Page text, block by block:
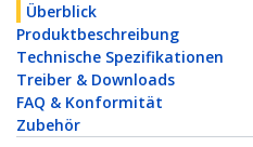
Überblick
Produktbeschreibung
Technische Spezifikationen
Treiber & Downloads
FAQ & Konformität
Zubehör